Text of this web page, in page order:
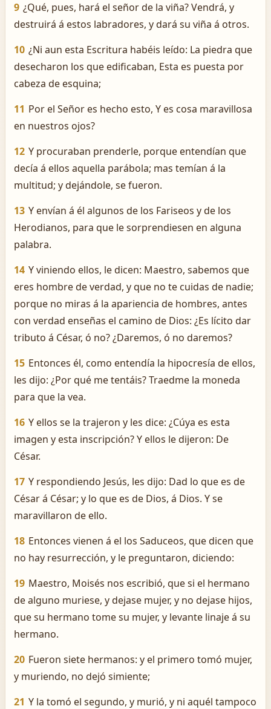
9 ¿Qué, pues, hará el señor de la viña? Vendrá, y
destruirá á estos labradores, y dará su viña á otros.
10 ¿Ni aun esta Escritura habéis leído: La piedra que
desecharon los que edificaban, Esta es puesta por
cabeza de esquina;
11 Por el Señor es hecho esto, Y es cosa maravillosa
en nuestros ojos?
12 Y procuraban prenderle, porque entendían que
decía á ellos aquella parábola; mas temían á la
multitud; y dejándole, se fueron.
13 Y envían á él algunos de los Fariseos y de los
Herodianos, para que le sorprendiesen en alguna
palabra.
14 Y viniendo ellos, le dicen: Maestro, sabemos que
eres hombre de verdad, y que no te cuidas de nadie;
porque no miras á la apariencia de hombres, antes
con verdad enseñas el camino de Dios: ¿Es lícito dar
tributo á César, ó no? ¿Daremos, ó no daremos?
15 Entonces él, como entendía la hipocresía de ellos,
les dijo: ¿Por qué me tentáis? Traedme la moneda
para que la vea.
16 Y ellos se la trajeron y les dice: ¿Cúya es esta
imagen y esta inscripción? Y ellos le dijeron: De
César.
17 Y respondiendo Jesús, les dijo: Dad lo que es de
César á César; y lo que es de Dios, á Dios. Y se
maravillaron de ello.
18 Entonces vienen á el los Saduceos, que dicen que
no hay resurrección, y le preguntaron, diciendo:
19 Maestro, Moisés nos escribió, que si el hermano
de alguno muriese, y dejase mujer, y no dejase hijos,
que su hermano tome su mujer, y levante linaje á su
hermano.
20 Fueron siete hermanos: y el primero tomó mujer,
y muriendo, no dejó simiente;
21 Y la tomó el segundo, y murió, y ni aquél tampoco